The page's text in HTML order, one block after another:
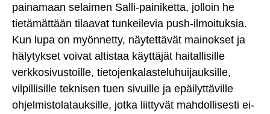
painamaan selaimen Salli-painiketta, jolloin he
tietämättään tilaavat tunkeilevia push-ilmoituksia.
Kun lupa on myönnetty, näytettävät mainokset ja
hälytykset voivat altistaa käyttäjät haitallisille
verkkosivustoille, tietojenkalasteluhuijauksille,
vilpillisille teknisen tuen sivuille ja epäilyttäville
ohjelmistolatauksille, jotka liittyvät mahdollisesti ei-